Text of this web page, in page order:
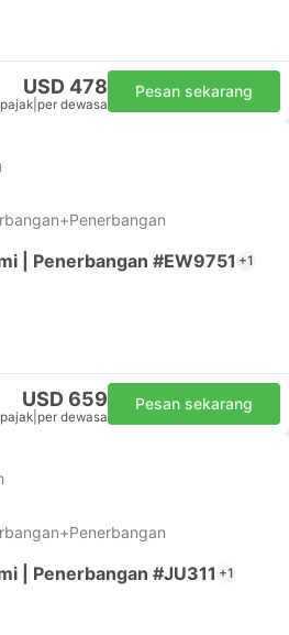
USD 478
per dewasa
Pesan sekarang
| Penerbangan #EW9751 +1
USD 659
per dewasa
Pesan sekarang
| Penerbangan #JU311 +1